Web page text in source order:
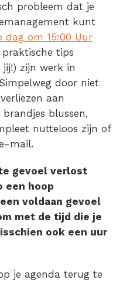
probleem dat je
kunt
dag om 15:00 Uur
tips
jij!) zijn werk in
door niet
aan
blussen,
nutteloos zijn of
mail.
gevoel verlost
een hoop
voldaan gevoel
met de tijd die je
ook een uur
je agenda terug te